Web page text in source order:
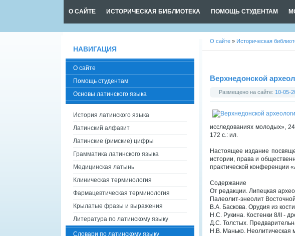
О САЙТЕ ИСТОРИЧЕСКАЯ БИБЛИОТЕКА ПОМОЩЬ СТУДЕНТАМ
О сайте » Историческая
Верхнедонской
Размещено на сайте: 10-05-
исследованиях молодых»,
172 с.: ил.
Настоящее издание
истории, права и
практической конференции
Содержание
От редакции. Липецкая
Палеолит-энеолит
В.А. Баскова. Орудия из
Н.С. Рукина. Костенки 8/II -
Д.С. Толстых.
Н.В. Манько. Неолитическая
НАВИГАЦИЯ
О сайте
Помощь студентам
Основы латинского языка
История латинского языка
Латинский алфавит
Латинские (римские) цифры
Грамматика латинского языка
Медицинская латынь
Клиническая терминология
Фармацевтическая терминология
Крылатые фразы и выражения
Литература по латинскому языку
Словари по латинскому языку